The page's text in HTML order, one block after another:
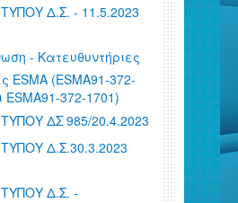
Δ.Σ. - 11.5.2023
- Κατευθυντήριες
ESMA (ESMA91-372-
ESMA91-372-1701)
ΔΣ 985/20.4.2023
Δ.Σ.30.3.2023
Δ.Σ. -